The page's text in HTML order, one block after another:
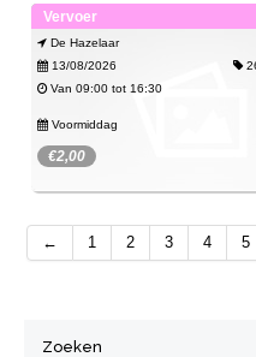
Haast je! Er zijn nog maar
over.
haken - breien - knutselen
Vervoer
De Hazelaar
13/08/2026
Van 09:00 tot 16:30
Voormiddag
€2,00
over.
Inschrijven
← 1 2 3 4 5
Zoeken